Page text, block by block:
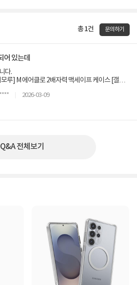
총 1건 문의하기
어 있는데
다.
루] M 에어클로 2배자력 맥세이프 케이스 [갤럭
2026-03-09
Q&A 전체보기